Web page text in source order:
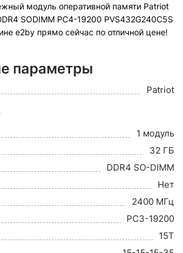
модуль оперативной памяти Patriot
SODIMM PC4-19200 PVS432G240C5S
e2by прямо сейчас по отличной цене!
параметры
Patriot
1 модуль
32 ГБ
DDR4 SO-DIMM
Нет
2400 МГц
PC3-19200
15T